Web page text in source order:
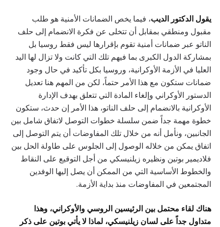
يقول الدكتور الديب، فيما يخص الضمانات الأمنية هو طلب
مقبول ومنطقي بمقابل أن تتخلى عن فكرة الانضمام إلى حلف
الناتو عبر ضمانات أمنية تقوم بإقرارها ليس فقط روسيا بل
بمشاركة الدول الكبرى بما فيهم تلك التي كانت ولا تزال لها اليد
العليا في الأزمة الأوكرانية، وروسيا بكل تأكيد في حال وجود
ضمانات ستكون مع هذا الأمر حتماً، لكن من المهم هنا تعديل
الدستور الأوكراني وإلغاء المادة التي تتعلق بهدف الإدارة
الأوكرانية بالانضمام إلى حلف الناتو، هذا الأمر إن حدث، ستكون
خطوة مهمة جداً ضمن سلسلة خطوات التوصل لاتفاق شامل بين
الجانبين، ونأمل أنه من خلال تلك المفاوضات أن يتم التوصل إلى
اتفاق يمكن من خلاله الوصول إلى الجلوس على طاولة الحل بين
فلاديمير بوتين ونظيره زيلنيسكي من أجل التوقيع على النقاط
والخطوط الأساسية التي من الممكن أن يصل إليها الوفدين
المجتمعين في المفاوضات منذ بداية الأزمة.
هناك لقاء محتمل بين الرئيسين الروسي والأوكراني، وهذا
متداول جداً على لسان زيلنيسكي، لماذا لا يأتي بوتين على ذكر